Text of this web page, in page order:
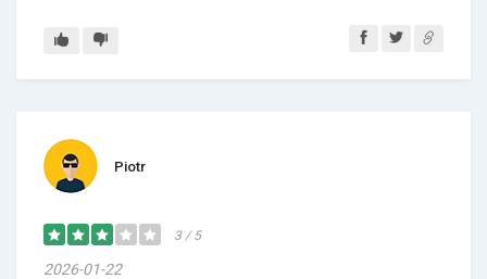
Piotr
3 / 5
2026-01-22